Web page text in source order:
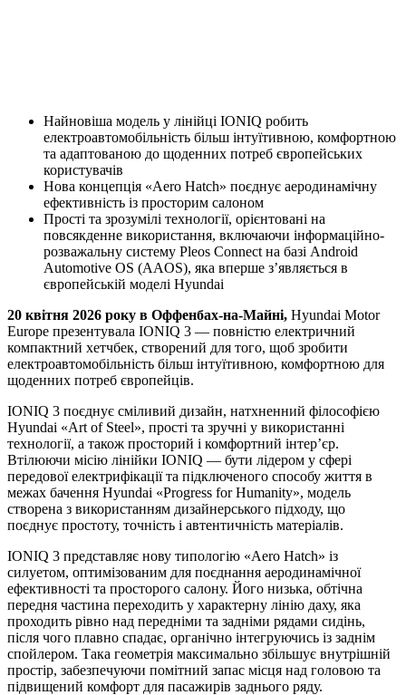
Найновіша модель у лінійці IONIQ робить
електроавтомобільність більш інтуїтивною, комфортною
та адаптованою до щоденних потреб європейських
користувачів
Нова концепція «Aero Hatch» поєднує аеродинамічну
ефективність із просторим салоном
Прості та зрозумілі технології, орієнтовані на
повсякденне використання, включаючи інформаційно-
розважальну систему Pleos Connect на базі Android
Automotive OS (AAOS), яка вперше з’являється в
європейській моделі Hyundai
20 квітня 2026 року в Оффенбах-на-Майні, Hyundai Motor
Europe презентувала IONIQ 3 — повністю електричний
компактний хетчбек, створений для того, щоб зробити
електроавтомобільність більш інтуїтивною, комфортною для
щоденних потреб європейців.
IONIQ 3 поєднує сміливий дизайн, натхненний філософією
Hyundai «Art of Steel», прості та зручні у використанні
технології, а також просторий і комфортний інтер’єр.
Втілюючи місію лінійки IONIQ — бути лідером у сфері
передової електрифікації та підключеного способу життя в
межах бачення Hyundai «Progress for Humanity», модель
створена з використанням дизайнерського підходу, що
поєднує простоту, точність і автентичність матеріалів.
IONIQ 3 представляє нову типологію «Aero Hatch» із
силуетом, оптимізованим для поєднання аеродинамічної
ефективності та просторого салону. Його низька, обтічна
передня частина переходить у характерну лінію даху, яка
проходить рівно над передніми та задніми рядами сидінь,
після чого плавно спадає, органічно інтегруючись із заднім
спойлером. Така геометрія максимально збільшує внутрішній
простір, забезпечуючи помітний запас місця над головою та
підвищений комфорт для пасажирів заднього ряду.